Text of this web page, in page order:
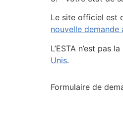
Le site officiel est
nouvelle demande
L’ESTA n’est pas
Unis.
Formulaire de